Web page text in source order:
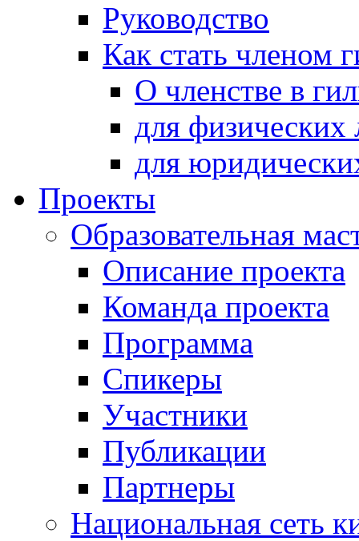
Руководство
Как стать членом
О членстве в
для физических
для
Проекты
Образовательная
Описание проекта
Команда проекта
Программа
Спикеры
Участники
Публикации
Партнеры
Национальная сеть